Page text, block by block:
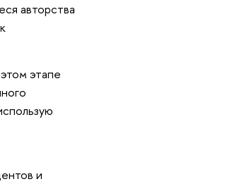
авторства
этапе
и